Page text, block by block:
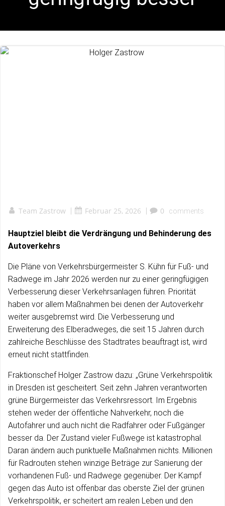
Team Zastrow | Februar 25, 2026 | 0 comments
Hauptziel bleibt die Verdrängung und Behinderung des
Autoverkehrs
Die Pläne von Verkehrsbürgermeister S. Kühn für Fuß- und
Radwege im Jahr 2026 werden nur zu einer geringfügigen
Verbesserung dieser Verkehrsanlagen führen. Priorität
haben vor allem Maßnahmen bei denen der Autoverkehr
weiter ausgebremst wird. Die Verbesserung und
Erweiterung des Elberadweges, die seit 15 Jahren durch
zahlreiche Beschlüsse des Stadtrates beauftragt ist, wird
erneut nicht stattfinden.
Fraktionschef Holger Zastrow dazu: „Grüne Verkehrspolitik
in Dresden ist gescheitert. Seit zehn Jahren verantworten
grüne Bürgermeister das Verkehrsressort. Im Ergebnis
stehen weder der öffentliche Nahverkehr, noch die
Autofahrer und auch nicht die Radfahrer oder Fußgänger
besser da. Der Zustand vieler Fußwege ist katastrophal.
Daran ändern auch punktuelle Maßnahmen nichts. Millionen
für Radrouten stehen winzige Beträge zur Sanierung der
vorhandenen Fuß- und Radwege gegenüber. Der Kampf
gegen das Auto ist offenbar das oberste Ziel der grünen
Verkehrspolitik, er scheitert am realen Leben und den